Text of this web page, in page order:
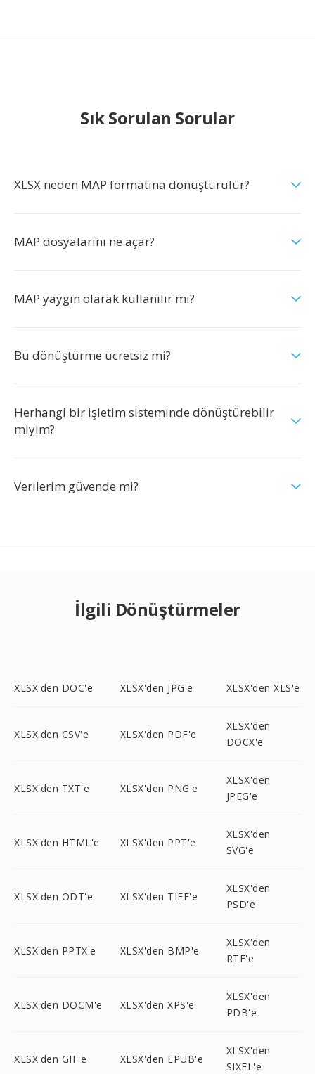
Sık Sorulan Sorular
XLSX neden MAP formatına dönüştürülür?
MAP dosyalarını ne açar?
MAP yaygın olarak kullanılır mı?
Bu dönüştürme ücretsiz mi?
Herhangi bir işletim sisteminde dönüştürebilir
miyim?
Verilerim güvende mi?
İlgili Dönüştürmeler
XLSX'den DOC'e XLSX'den JPG'e XLSX'den XLS'e
XLSX'den CSV'e XLSX'den PDF'e
XLSX'den
DOCX'e
XLSX'den TXT'e XLSX'den PNG'e
XLSX'den
JPEG'e
XLSX'den HTML'e XLSX'den PPT'e
XLSX'den
SVG'e
XLSX'den ODT'e XLSX'den TIFF'e
XLSX'den
PSD'e
XLSX'den PPTX'e XLSX'den BMP'e
XLSX'den
RTF'e
XLSX'den DOCM'e XLSX'den XPS'e
XLSX'den
PDB'e
XLSX'den GIF'e XLSX'den EPUB'e
XLSX'den
SIXEL'e